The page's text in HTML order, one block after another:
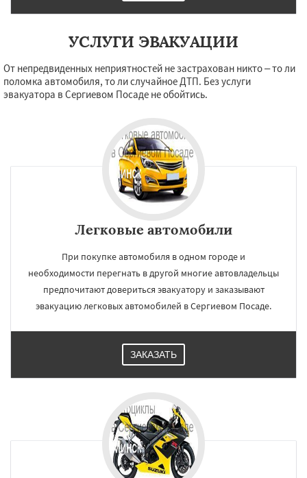
УСЛУГИ ЭВАКУАЦИИ
От непредвиденных неприятностей не застрахован никто – то ли
поломка автомобиля, то ли случайное ДТП. Без услуги
эвакуатора в Сергиевом Посаде не обойтись.
Легковые автомобили
При покупке автомобиля в одном городе и
необходимости перегнать в другой многие автовладельцы
предпочитают довериться эвакуатору и заказывают
эвакуацию легковых автомобилей в Сергиевом Посаде.
ЗАКАЗАТЬ